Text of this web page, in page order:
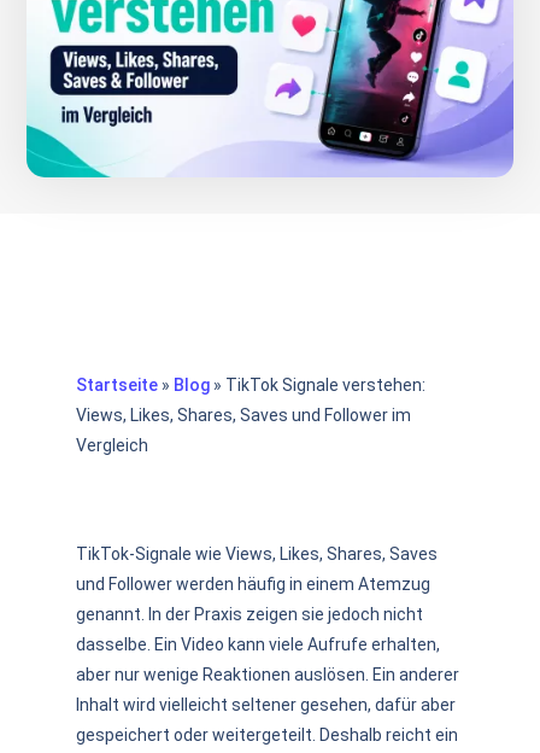
Startseite» Blog» TikTok Signale verstehen:
Views, Likes, Shares, Saves und Follower im
Vergleich
TikTok-Signale wie Views, Likes, Shares, Saves
und Follower werden häufig in einem Atemzug
genannt. In der Praxis zeigen sie jedoch nicht
dasselbe. Ein Video kann viele Aufrufe erhalten,
aber nur wenige Reaktionen auslösen. Ein anderer
Inhalt wird vielleicht seltener gesehen, dafür aber
gespeichert oder weitergeteilt. Deshalb reicht ein